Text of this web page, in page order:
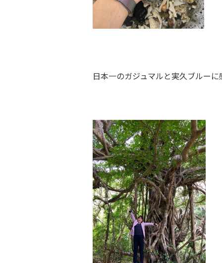
日本一のガジュマル と実久ブルーに